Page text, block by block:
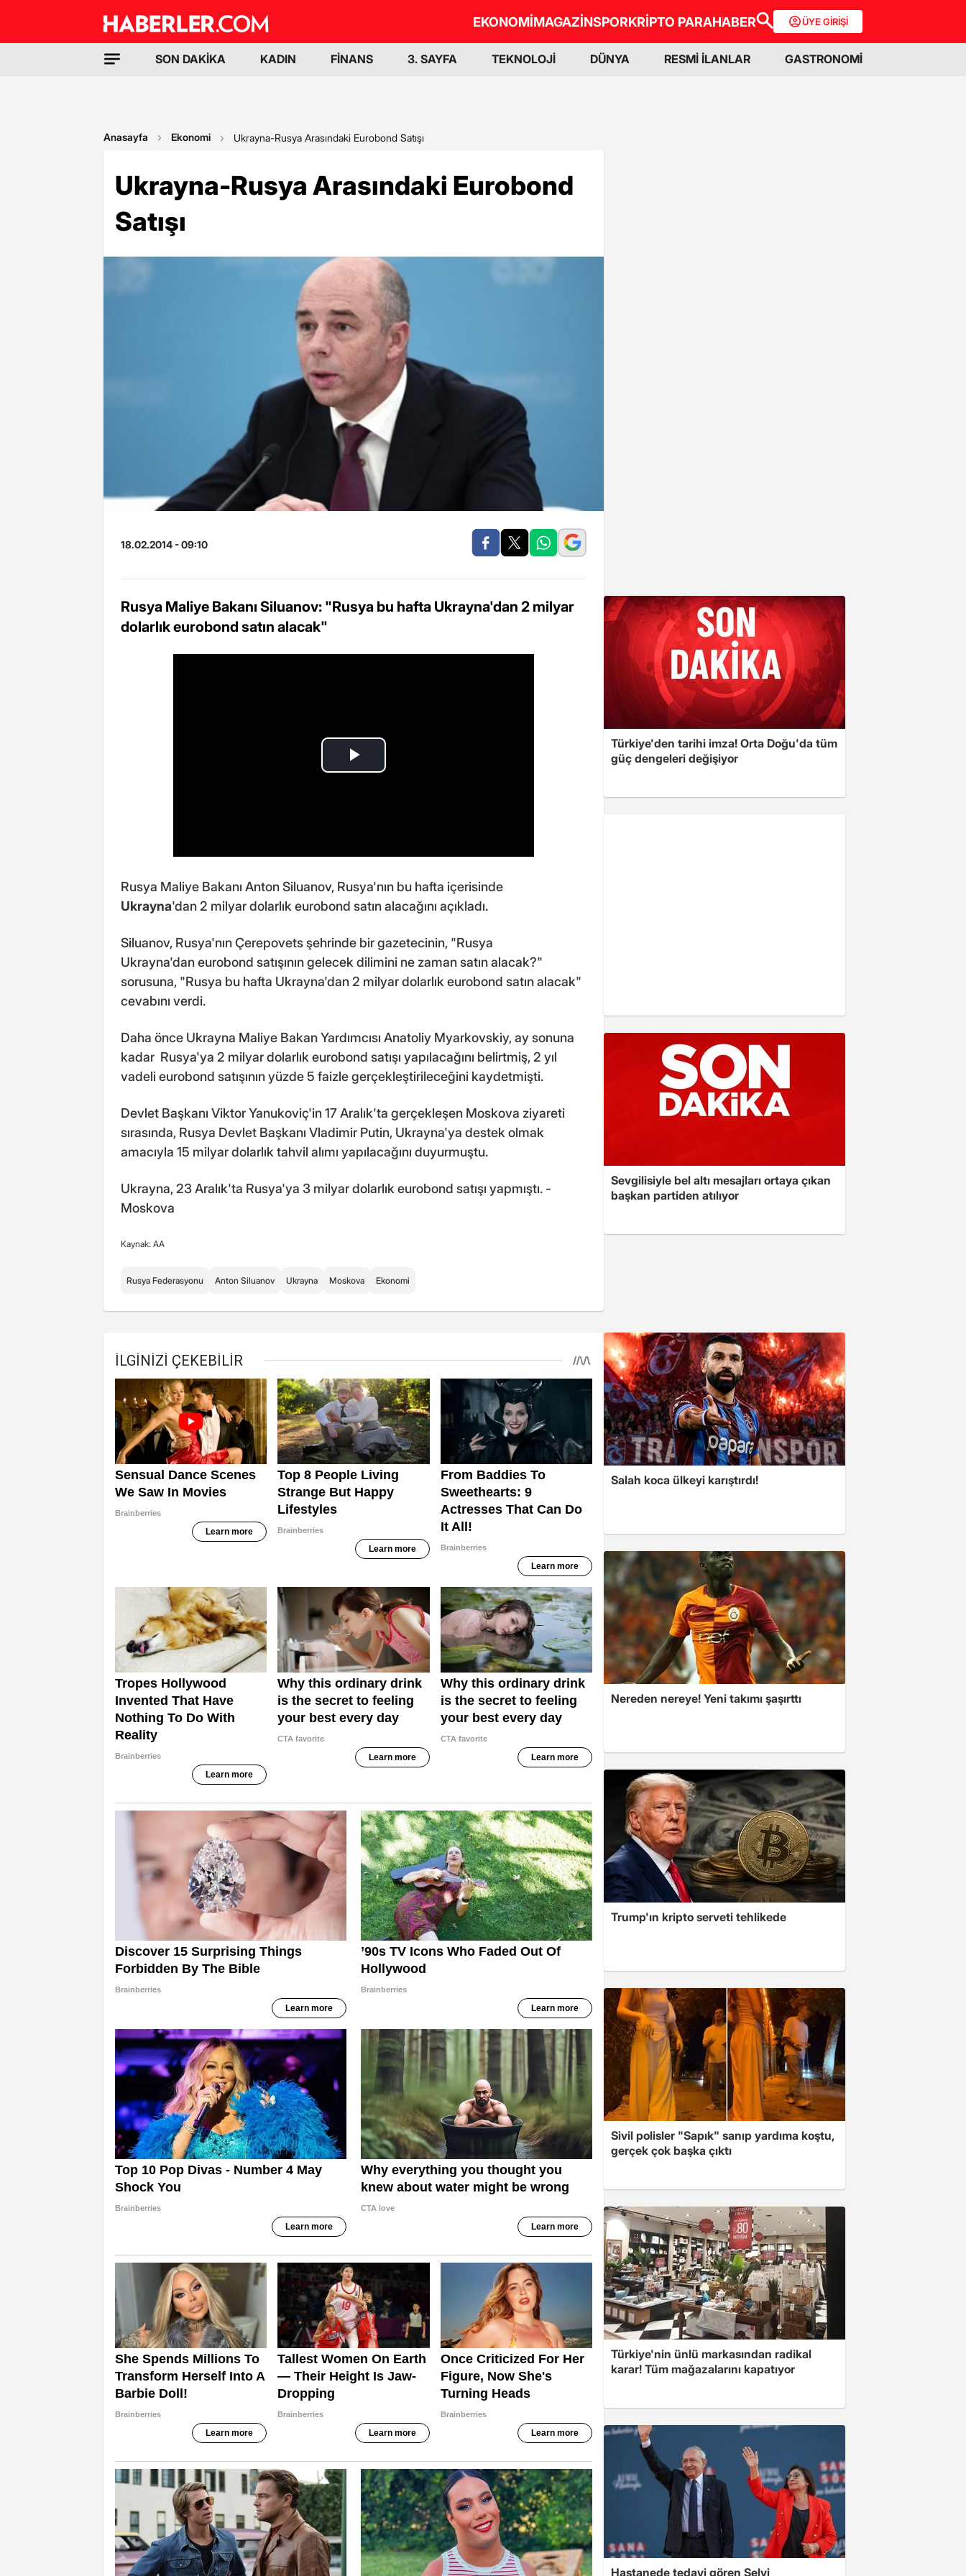
EKONOMİMAGAZİNSPORKRİPTO PARAHABER ÜYE GİRİŞİ
SON DAKİKA KADIN FİNANS 3. SAYFA TEKNOLOJİ DÜNYA RESMİ İLANLAR GASTRONOMİ
Anasayfa Ekonomi Ukrayna-Rusya Arasındaki Eurobond Satışı
Ukrayna-Rusya Arasındaki Eurobond
Satışı
18.02.2014 - 09:10
Rusya Maliye Bakanı Siluanov: "Rusya bu hafta Ukrayna'dan 2 milyar
dolarlık eurobond satın alacak"
Rusya Maliye Bakanı Anton Siluanov, Rusya'nın bu hafta içerisinde
Ukrayna'dan 2 milyar dolarlık eurobond satın alacağını açıkladı.
Siluanov, Rusya'nın Çerepovets şehrinde bir gazetecinin, "Rusya
Ukrayna'dan eurobond satışının gelecek dilimini ne zaman satın alacak?"
sorusuna, "Rusya bu hafta Ukrayna'dan 2 milyar dolarlık eurobond satın alacak"
cevabını verdi.
Daha önce Ukrayna Maliye Bakan Yardımcısı Anatoliy Myarkovskiy, ay sonuna
kadar Rusya'ya 2 milyar dolarlık eurobond satışı yapılacağını belirtmiş, 2 yıl
vadeli eurobond satışının yüzde 5 faizle gerçekleştirileceğini kaydetmişti.
Devlet Başkanı Viktor Yanukoviç'in 17 Aralık'ta gerçekleşen Moskova ziyareti
sırasında, Rusya Devlet Başkanı Vladimir Putin, Ukrayna'ya destek olmak
amacıyla 15 milyar dolarlık tahvil alımı yapılacağını duyurmuştu.
Ukrayna, 23 Aralık'ta Rusya'ya 3 milyar dolarlık eurobond satışı yapmıştı. -
Moskova
Kaynak: AA
Rusya Federasyonu Anton Siluanov Ukrayna Moskova Ekonomi
Türkiye'den tarihi imza! Orta Doğu'da tüm
güç dengeleri değişiyor
Sevgilisiyle bel altı mesajları ortaya çıkan
başkan partiden atılıyor
Salah koca ülkeyi karıştırdı!
Nereden nereye! Yeni takımı şaşırttı
Trump'ın kripto serveti tehlikede
Sivil polisler "Sapık" sanıp yardıma koştu,
gerçek çok başka çıktı
Türkiye'nin ünlü markasından radikal
karar! Tüm mağazalarını kapatıyor
Hastanede tedavi gören Selvi